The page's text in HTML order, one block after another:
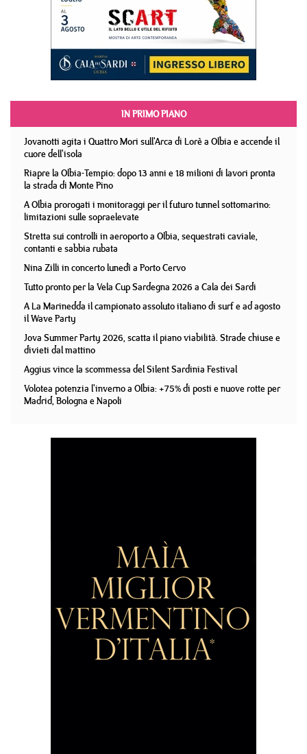
IN PRIMO PIANO
Jovanotti agita i Quattro Mori sull'Arca di Lorè a Olbia e accende il
cuore dell'isola
Riapre la Olbia-Tempio: dopo 13 anni e 18 milioni di lavori pronta
la strada di Monte Pino
A Olbia prorogati i monitoraggi per il futuro tunnel sottomarino:
limitazioni sulle sopraelevate
Stretta sui controlli in aeroporto a Olbia, sequestrati caviale,
contanti e sabbia rubata
Nina Zilli in concerto lunedì a Porto Cervo
Tutto pronto per la Vela Cup Sardegna 2026 a Cala dei Sardi
A La Marinedda il campionato assoluto italiano di surf e ad agosto
il Wave Party
Jova Summer Party 2026, scatta il piano viabilità. Strade chiuse e
divieti dal mattino
Aggius vince la scommessa del Silent Sardinia Festival
Volotea potenzia l'inverno a Olbia: +75% di posti e nuove rotte per
Madrid, Bologna e Napoli